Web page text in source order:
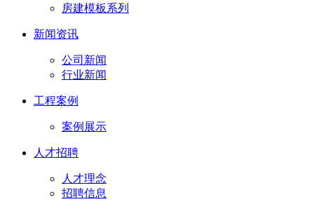
房建模板系列
新闻资讯
公司新闻
行业新闻
工程案例
案例展示
人才招聘
人才理念
招聘信息